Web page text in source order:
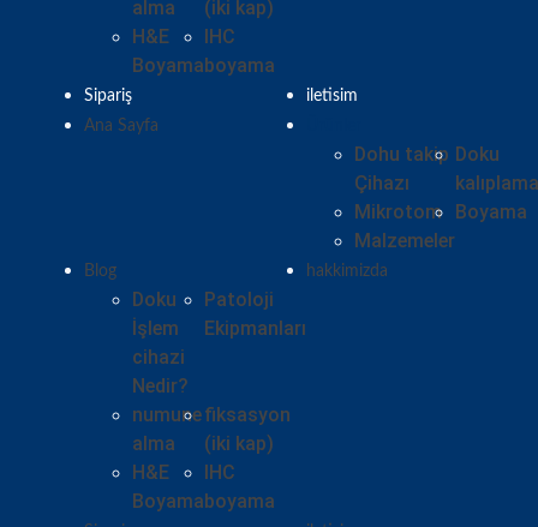
alma
(iki kap)
H&E
Boyama
IHC
boyama
Sipariş
iletisim
Ana Sayfa
Dohu takip
Çihazı
Doku
kalıplama
Mikrotom
Boyama
Malzemeler
Blog
Doku
İşlem
cihazi
Nedir?
Patoloji
Ekipmanları
numune
alma
fiksasyon
(iki kap)
H&E
Boyama
IHC
boyama
hakkimizda